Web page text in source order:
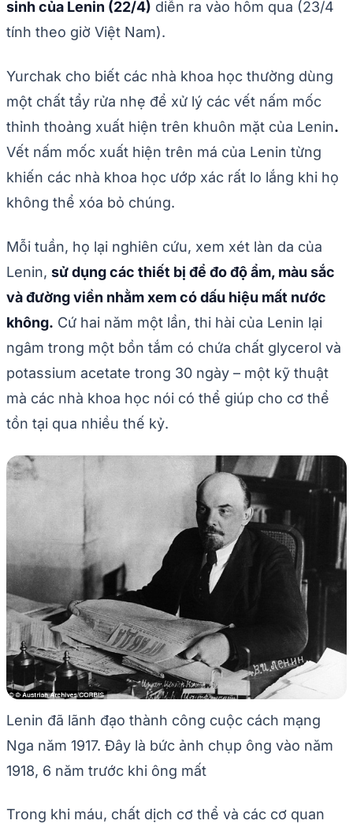
sinh của Lenin (22/4) diễn ra vào hôm qua (23/4
tính theo giờ Việt Nam).
Yurchak cho biết các nhà khoa học thường dùng
một chất tẩy rửa nhẹ để xử lý các vết nấm mốc
thỉnh thoảng xuất hiện trên khuôn mặt của Lenin.
Vết nấm mốc xuất hiện trên má của Lenin từng
khiến các nhà khoa học ướp xác rất lo lắng khi họ
không thể xóa bỏ chúng.
Mỗi tuần, họ lại nghiên cứu, xem xét làn da của
Lenin, sử dụng các thiết bị để đo độ ẩm, màu sắc
và đường viền nhằm xem có dấu hiệu mất nước
không. Cứ hai năm một lần, thi hài của Lenin lại
ngâm trong một bồn tắm có chứa chất glycerol và
potassium acetate trong 30 ngày – một kỹ thuật
mà các nhà khoa học nói có thể giúp cho cơ thể
tồn tại qua nhiều thế kỷ.
Lenin đã lãnh đạo thành công cuộc cách mạng
Nga năm 1917. Đây là bức ảnh chụp ông vào năm
1918, 6 năm trước khi ông mất
Trong khi máu, chất dịch cơ thể và các cơ quan